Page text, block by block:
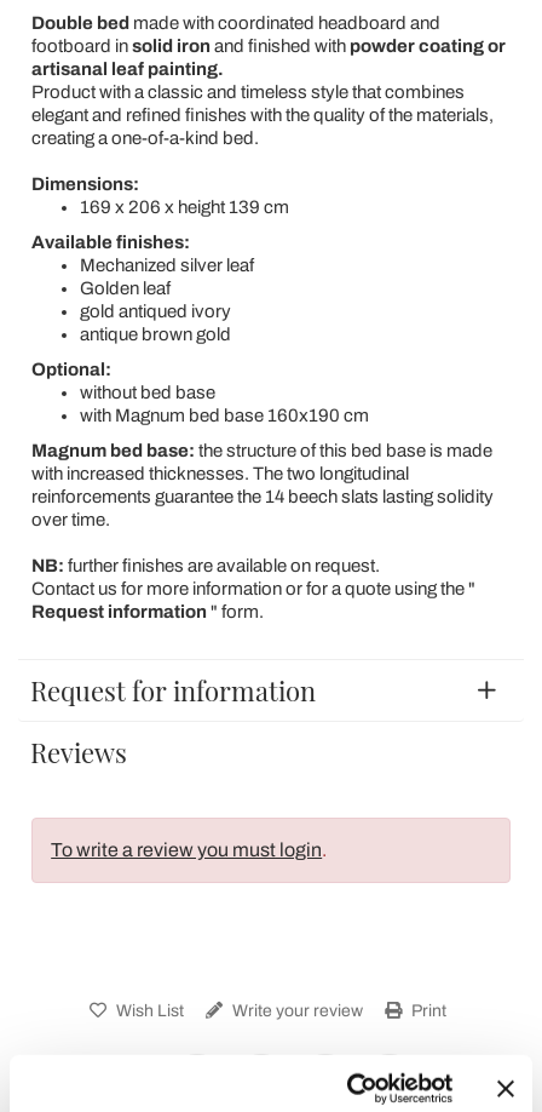
Double bed made with coordinated headboard and
footboard insolid iron and finished with powder coating or
artisanal leaf painting.
Product with a classic and timeless style that combines
elegant and refined finishes with the quality of the materials,
creating a one-of-a-kind bed.
Dimensions:
169 x 206 x height 139 cm
Available finishes:
Mechanized silver leaf
Golden leaf
gold antiqued ivory
antique brown gold
Optional:
without bed base
with Magnum bed base 160x190 cm
Magnum bed base: the structure of this bed base is made
with increased thicknesses. The two longitudinal
reinforcements guarantee the 14 beech slats lasting solidity
over time.
NB: further finishes are available on request.
Contact us for more information or for a quote using the "
Request information " form.
Request for information
Reviews
To write a review you must login.
Wish List Write your review Print